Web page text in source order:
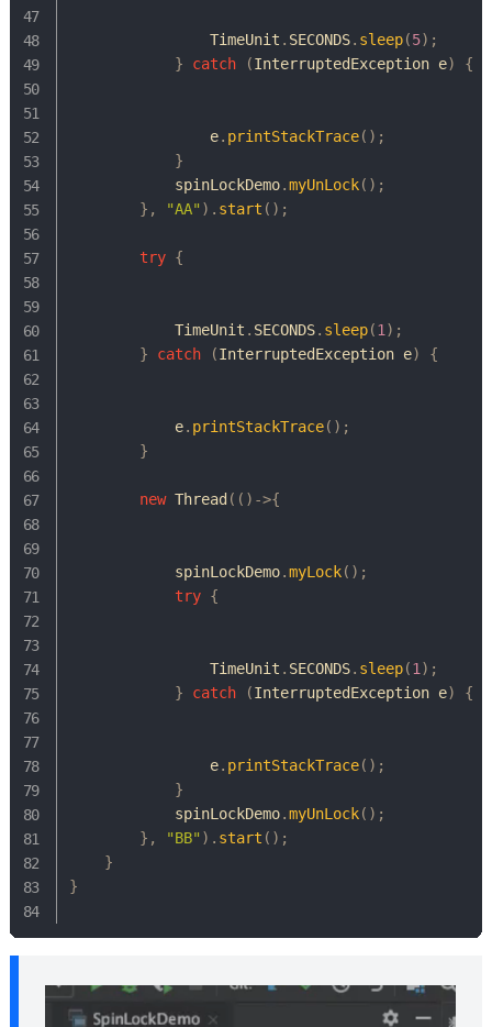
TimeUnit . SECONDS. sleep(5) ;
}
catch (InterruptedException e) {
	            e
. printStackTrace( ) ;
}
            spinLockDemo
.myUnLock( ) ;
} , "AA" ) . start ( ) ;
try {
TimeUnit . SECONDS. sleep(1 ) ;
}
catch (InterruptedException e) {
	        e
. printStackTrace( ) ;
}
new Thread ( ( ) ->{
            spinLockDemo
.myLock( ) ;
try {
TimeUnit . SECONDS. sleep(1 ) ;
}
catch (InterruptedException e) {
	            e
. printStackTrace( ) ;
}
            spinLockDemo
.myUnLock( ) ;
} , "BB" ) . start ( ) ;
}
}